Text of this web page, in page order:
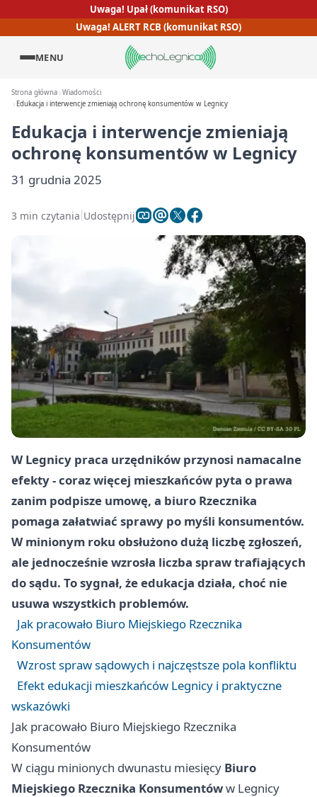
Uwaga! Upał (komunikat RSO)
Uwaga! ALERT RCB (komunikat RSO)
MENU
Strona główna Wiadomości
Edukacja i interwencje zmieniają ochronę konsumentów w Legnicy
Edukacja i interwencje zmieniają
ochronę konsumentów w Legnicy
31 grudnia 2025
3 min czytania Udostępnij
W Legnicy praca urzędników przynosi namacalne
efekty - coraz więcej mieszkańców pyta o prawa
zanim podpisze umowę, a biuro Rzecznika
pomaga załatwiać sprawy po myśli konsumentów.
W minionym roku obsłużono dużą liczbę zgłoszeń,
ale jednocześnie wzrosła liczba spraw trafiających
do sądu. To sygnał, że edukacja działa, choć nie
usuwa wszystkich problemów.
Jak pracowało Biuro Miejskiego Rzecznika
Konsumentów
Wzrost spraw sądowych i najczęstsze pola konfliktu
Efekt edukacji mieszkańców Legnicy i praktyczne
wskazówki
Jak pracowało Biuro Miejskiego Rzecznika
Konsumentów
W ciągu minionych dwunastu miesięcy Biuro
Miejskiego Rzecznika Konsumentóww Legnicy